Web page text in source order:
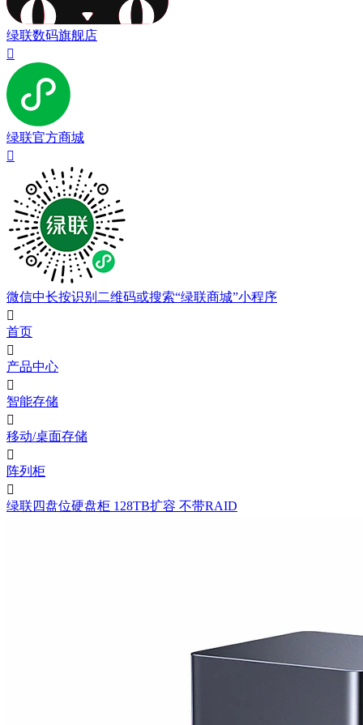
绿联数码旗舰店

绿联官方商城

微信中长按识别二维码或搜索“绿联商城”小程序

首页

产品中心

智能存储

移动/桌面存储

阵列柜

绿联四盘位硬盘柜 128TB扩容 不带RAID